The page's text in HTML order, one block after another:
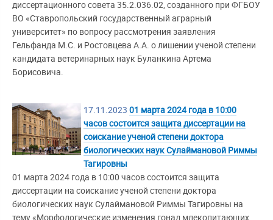
диссертационного совета 35.2.036.02, созданного при ФГБОУ
ВО «Ставропольский государственный аграрный
университет» по вопросу рассмотрения заявления
Гельфанда М.С. и Ростовцева А.А. о лишении ученой степени
кандидата ветеринарных наук Буланкина Артема
Борисовича.
17.11.2023 01 марта 2024 года в 10:00
часов состоится защита диссертации на
соискание ученой степени доктора
биологических наук Сулаймановой Риммы
Тагировны
01 марта 2024 года в 10:00 часов состоится защита
диссертации на соискание ученой степени доктора
биологических наук Сулаймановой Риммы Тагировны на
тему «Морфологические изменения гонад млекопитающих